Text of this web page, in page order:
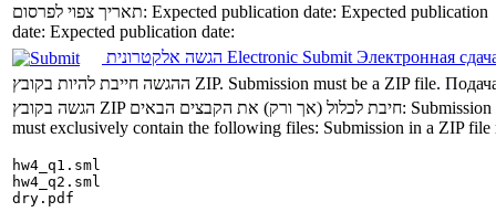
תאריך צפוי לפרסום: Expected publication date: Expected publication
date: Expected publication date:
Electronic Submit Электронная
ההגשה חייבת להיות בקובץ ZIP. Submission must be a ZIP file.
הגשה בקובץ ZIP חיבת לכלול (אך ורק) את הקבצים הבאים:
must exclusively contain the following files: Submission in a ZIP
hw4_q1.sml
hw4_q2.sml